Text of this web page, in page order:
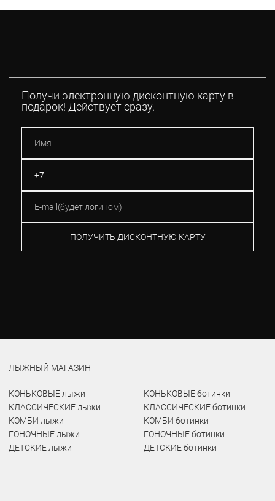
Получи электронную дисконтную карту в
подарок! Действует сразу.
ПОЛУЧИТЬ ДИСКОНТНУЮ КАРТУ
ЛЫЖНЫЙ МАГАЗИН
КОНЬКОВЫЕ лыжи
КЛАССИЧЕСКИЕ лыжи
КОМБИ лыжи
ГОНОЧНЫЕ лыжи
ДЕТСКИЕ лыжи
КОНЬКОВЫЕ ботинки
КЛАССИЧЕСКИЕ ботинки
КОМБИ ботинки
ГОНОЧНЫЕ ботинки
ДЕТСКИЕ ботинки